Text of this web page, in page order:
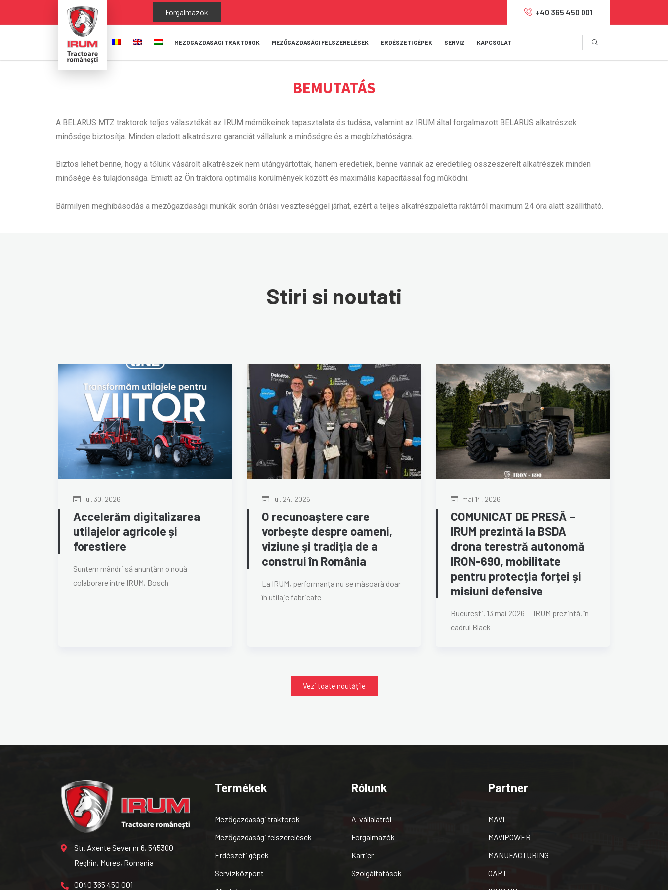
Forgalmazók +40 365 450 001
MEZOGAZDASAGI TRAKTOROK MEZŐGAZDASÁGI FELSZERELÉSEK ERDÉSZETI GÉPEK SERVIZ KAPCSOLAT
BEMUTATÁS
A BELARUS MTZ traktorok teljes választékát az IRUM mérnökeinek tapasztalata és tudása, valamint az IRUM által forgalmazott BELARUS alkatrészek
minősége biztosítja. Minden eladott alkatrészre garanciát vállalunk a minőségre és a megbízhatóságra.
Biztos lehet benne, hogy a tőlünk vásárolt alkatrészek nem utángyártottak, hanem eredetiek, benne vannak az eredetileg összeszerelt alkatrészek minden
minősége és tulajdonsága. Emiatt az Ön traktora optimális körülmények között és maximális kapacitással fog működni.
Bármilyen meghibásodás a mezőgazdasági munkák során óriási veszteséggel járhat, ezért a teljes alkatrészpaletta raktárról maximum 24 óra alatt szállítható.
Stiri si noutati
iul. 30, 2026
Accelerăm digitalizarea
utilajelor agricole și
forestiere
Suntem mândri să anunțăm o nouă
colaborare între IRUM, Bosch
iul. 24, 2026
O recunoaștere care
vorbește despre oameni,
viziune și tradiția de a
construi în România
La IRUM, performanța nu se măsoară doar
în utilaje fabricate
mai 14, 2026
COMUNICAT DE PRESĂ –
IRUM prezintă la BSDA
drona terestră autonomă
IRON-690, mobilitate
pentru protecția forței și
misiuni defensive
București, 13 mai 2026 — IRUM prezintă, în
cadrul Black
Vezi toate noutățile
Str. Axente Sever nr 6, 545300
Reghin, Mures, Romania
0040 365 450 001
Termékek
Mezőgazdasági traktorok
Mezőgazdasági felszerelések
Erdészeti gépek
Servizközpont
Rólunk
A-vállalatról
Forgalmazók
Karrier
Szolgáltatások
Partner
MAVI
MAVIPOWER
MANUFACTURING
OAPT